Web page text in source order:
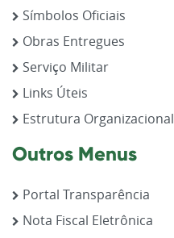
Símbolos Oficiais
Obras Entregues
Serviço Militar
Links Úteis
Estrutura Organizacional
Outros Menus
Portal Transparência
Nota Fiscal Eletrônica